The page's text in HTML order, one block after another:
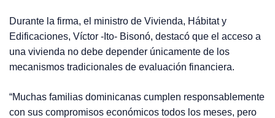
Durante la firma, el ministro de Vivienda, Hábitat y
Edificaciones, Víctor -Ito- Bisonó, destacó que el acceso a
una vivienda no debe depender únicamente de los
mecanismos tradicionales de evaluación financiera.
“Muchas familias dominicanas cumplen responsablemente
con sus compromisos económicos todos los meses, pero